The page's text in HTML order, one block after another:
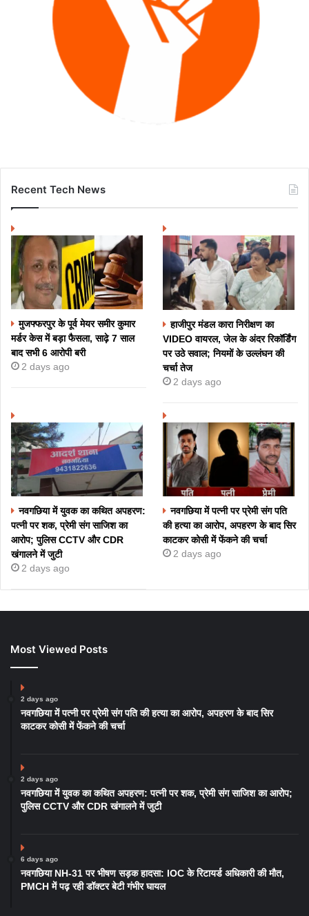
Recent Tech News
मुजफ्फरपुर के पूर्व मेयर समीर कुमार
मर्डर केस में बड़ा फैसला, साढ़े 7 साल
बाद सभी 6 आरोपी बरी
2 days ago
हाजीपुर मंडल कारा निरीक्षण का
VIDEO वायरल, जेल के अंदर रिकॉर्डिंग
पर उठे सवाल; नियमों के उल्लंघन की
चर्चा तेज
2 days ago
नवगछिया में युवक का कथित अपहरण:
पत्नी पर शक, प्रेमी संग साजिश का
आरोप; पुलिस CCTV और CDR
खंगालने में जुटी
2 days ago
नवगछिया में पत्नी पर प्रेमी संग पति
की हत्या का आरोप, अपहरण के बाद सिर
काटकर कोसी में फेंकने की चर्चा
2 days ago
Most Viewed Posts
2 days ago
नवगछिया में पत्नी पर प्रेमी संग पति की हत्या का आरोप, अपहरण के बाद सिर
काटकर कोसी में फेंकने की चर्चा
2 days ago
नवगछिया में युवक का कथित अपहरण: पत्नी पर शक, प्रेमी संग साजिश का आरोप;
पुलिस CCTV और CDR खंगालने में जुटी
6 days ago
नवगछिया NH-31 पर भीषण सड़क हादसा: IOC के रिटायर्ड अधिकारी की मौत,
PMCH में पढ़ रही डॉक्टर बेटी गंभीर घायल